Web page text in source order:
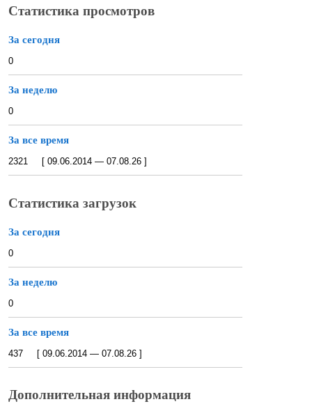
Статистика просмотров
За сегодня
0
За неделю
0
За все время
2321 [ 09.06.2014 — 07.08.26 ]
Статистика загрузок
За сегодня
0
За неделю
0
За все время
437 [ 09.06.2014 — 07.08.26 ]
Дополнительная информация